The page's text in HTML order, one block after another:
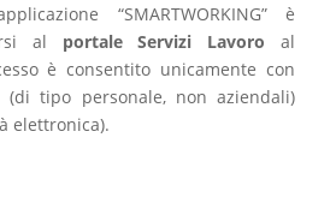
“SMARTWORKING” è
al portale Servizi Lavoro al
è consentito unicamente con
(di tipo personale, non aziendali)
elettronica).